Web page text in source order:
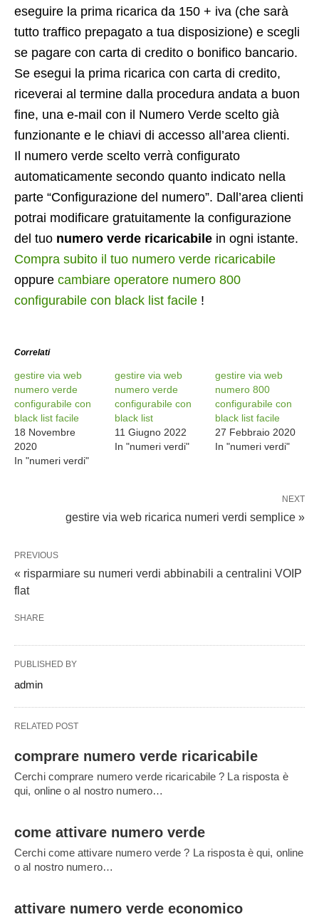
eseguire la prima ricarica da 150 + iva (che sarà
tutto traffico prepagato a tua disposizione) e scegli
se pagare con carta di credito o bonifico bancario.
Se esegui la prima ricarica con carta di credito,
riceverai al termine dalla procedura andata a buon
fine, una e-mail con il Numero Verde scelto già
funzionante e le chiavi di accesso all’area clienti.
Il numero verde scelto verrà configurato
automaticamente secondo quanto indicato nella
parte “Configurazione del numero”. Dall’area clienti
potrai modificare gratuitamente la configurazione
del tuo numero verde ricaricabile in ogni istante.
Compra subito il tuo numero verde ricaricabile
oppure cambiare operatore numero 800
configurabile con black list facile !
Correlati
gestire via web
numero verde
configurabile con
black list facile
18 Novembre
2020
In "numeri verdi"
gestire via web
numero verde
configurabile con
black list
11 Giugno 2022
In "numeri verdi"
gestire via web
numero 800
configurabile con
black list facile
27 Febbraio 2020
In "numeri verdi"
NEXT
gestire via web ricarica numeri verdi semplice »
PREVIOUS
« risparmiare su numeri verdi abbinabili a centralini VOIP
flat
SHARE
PUBLISHED BY
admin
RELATED POST
comprare numero verde ricaricabile
Cerchi comprare numero verde ricaricabile ? La risposta è
qui, online o al nostro numero…
come attivare numero verde
Cerchi come attivare numero verde ? La risposta è qui, online
o al nostro numero…
attivare numero verde economico